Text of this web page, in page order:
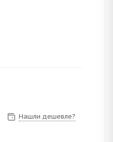
Нашли дешевле?